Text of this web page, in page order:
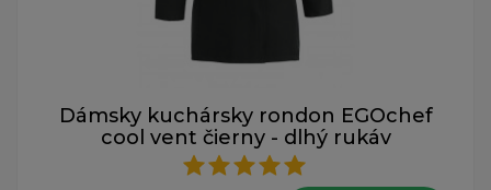
Dámsky kuchársky rondon EGOchef
cool vent čierny - dlhý rukáv